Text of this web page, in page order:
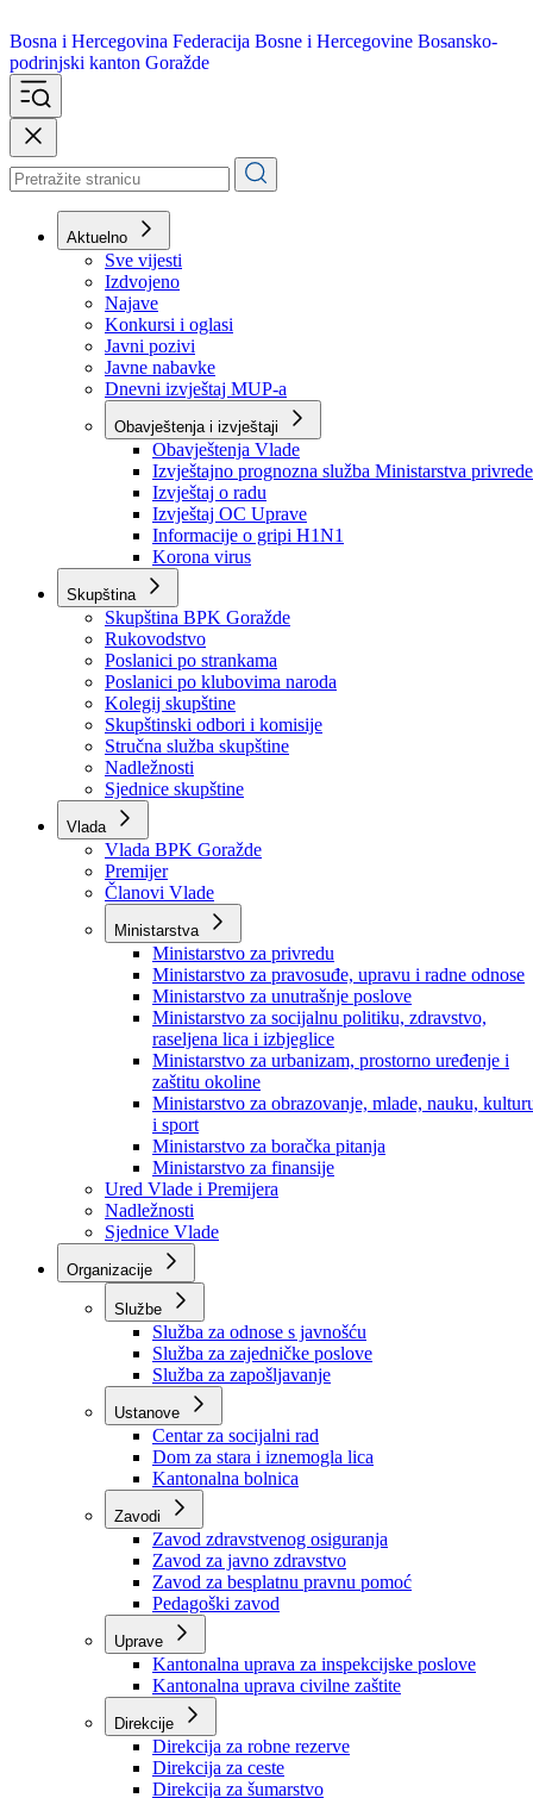
Bosna i Hercegovina
podrinjski kanton Goražde
Aktuelno
Sve vijesti
Izdvojeno
Najave
Konkursi i oglasi
Javni pozivi
Javne nabavke
Dnevni izvještaj MUP-a
Obavještenja i izvještaji
Obavještenja Vlade
Izvještajno prognozna služba Ministarstva privrede
Izvještaj o radu
Izvještaj OC Uprave
Informacije o gripi H1N1
Korona virus
Skupština
Skupština BPK Goražde
Rukovodstvo
Poslanici po strankama
Poslanici po klubovima naroda
Kolegij skupštine
Skupštinski odbori i komisije
Stručna služba skupštine
Nadležnosti
Sjednice skupštine
Vlada
Vlada BPK Goražde
Premijer
Članovi Vlade
Ministarstva
Ministarstvo za privredu
Ministarstvo za pravosuđe, upravu i radne odnose
Ministarstvo za unutrašnje poslove
Ministarstvo za socijalnu politiku, zdravstvo,
raseljena lica i izbjeglice
Ministarstvo za urbanizam, prostorno uređenje i
zaštitu okoline
Ministarstvo za obrazovanje, mlade, nauku,
i sport
Ministarstvo za boračka pitanja
Ministarstvo za finansije
Ured Vlade i Premijera
Nadležnosti
Sjednice Vlade
Organizacije
Službe
Služba za odnose s javnošću
Služba za zajedničke poslove
Služba za zapošljavanje
Ustanove
Centar za socijalni rad
Dom za stara i iznemogla lica
Kantonalna bolnica
Zavodi
Zavod zdravstvenog osiguranja
Zavod za javno zdravstvo
Zavod za besplatnu pravnu pomoć
Pedagoški zavod
Kantonalna uprava za inspekcijske poslove
Kantonalna uprava civilne zaštite
Direkcije